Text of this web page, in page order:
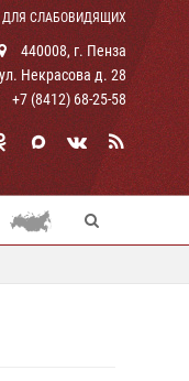
ДЛЯ СЛАБОВИДЯЩИХ
440008, г. Пенза
ул. Некрасова д. 28
+7 (8412) 68-25-58